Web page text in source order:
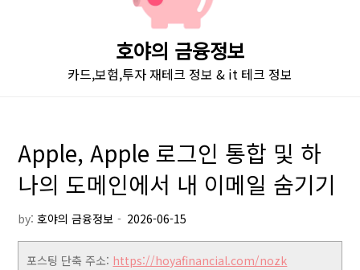
호야의 금융정보
카드,보험,투자 재테크 정보 & it 테크 정보
Apple, Apple 로그인 통합 및 하
나의 도메인에서 내 이메일 숨기기
by:호야의 금융정보
포스팅 단축 주소: https://hoyafinancial.com/nozk